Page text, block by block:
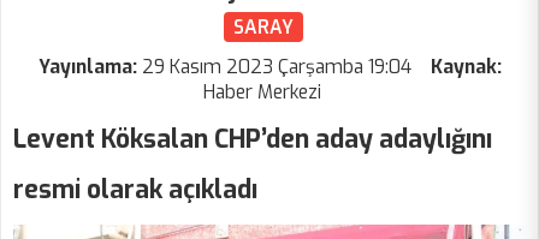
SARAY
Yayınlama: 29 Kasım 2023 Çarşamba 19:04
Kaynak:
Haber Merkezi
Levent Köksalan CHP’den aday adaylığını
resmi olarak açıkladı